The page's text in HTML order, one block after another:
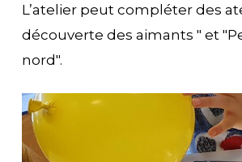
L’atelier peut compléter des
découverte des aimants " et
nord".